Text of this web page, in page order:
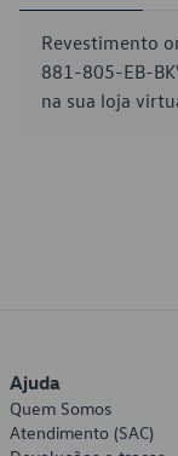
Revestimento
881-805-EB-
na sua loja
Ajuda
Quem Somos
Atendimento (SAC)